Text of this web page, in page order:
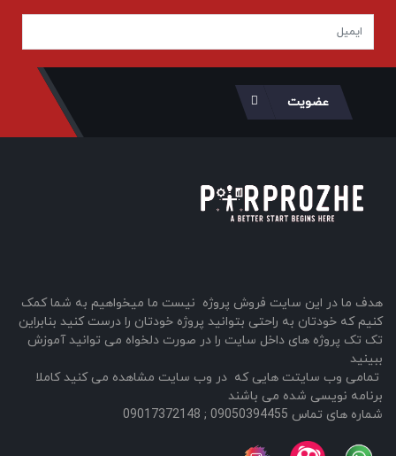
عضویت
هدف ما در این سایت فروش پروژه نیست ما میخواهیم به شما کمک
کنیم که خودتان به راحتی بتوانید پروژه خودتان را درست کنید بنابراین
تک تک پروژه های داخل سایت را در صورت دلخواه می توانید آموزش
ببینید
تمامی وب سایتت هایی که در وب سایت مشاهده می کنید کاملا
برنامه نویسی شده می باشند
شماره های تماس 09050394455 ; 09017372148